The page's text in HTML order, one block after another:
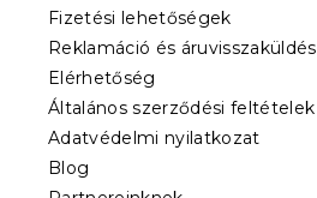
Fizetési lehetőségek
Reklamáció és áruvisszaküldés
Elérhetőség
Általános szerződési feltételek
Adatvédelmi nyilatkozat
Blog